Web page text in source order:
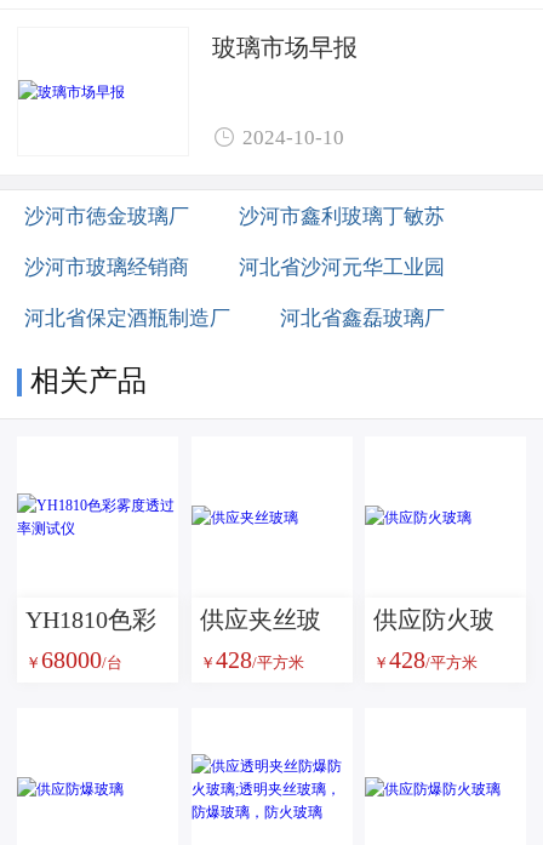
玻璃市场早报
 2024-10-10
沙河市徳金玻璃厂 沙河市鑫利玻璃丁敏苏
沙河市玻璃经销商 河北省沙河元华工业园
河北省保定酒瓶制造厂 河北省鑫磊玻璃厂
相关产品
YH1810色彩
雾度透过率
￥ 68000/台
供应夹丝玻
璃
￥ 428/平方米
供应防火玻
璃
￥ 428/平方米